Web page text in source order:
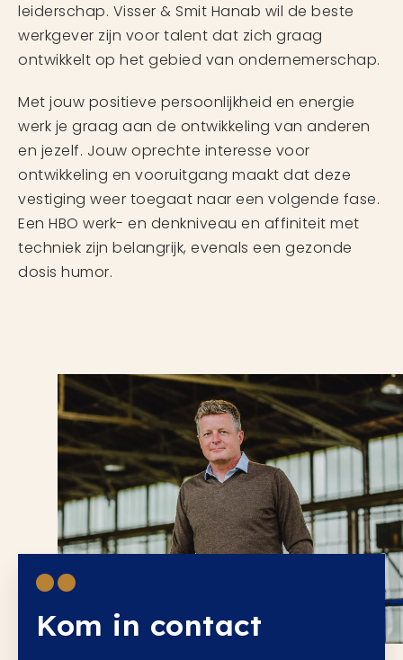
leiderschap. Visser & Smit Hanab wil de beste
werkgever zijn voor talent dat zich graag
ontwikkelt op het gebied van ondernemerschap.
Met jouw positieve persoonlijkheid en energie
werk je graag aan de ontwikkeling van anderen
en jezelf. Jouw oprechte interesse voor
ontwikkeling en vooruitgang maakt dat deze
vestiging weer toegaat naar een volgende fase.
Een HBO werk- en denkniveau en affiniteit met
techniek zijn belangrijk, evenals een gezonde
dosis humor.
Kom in contact